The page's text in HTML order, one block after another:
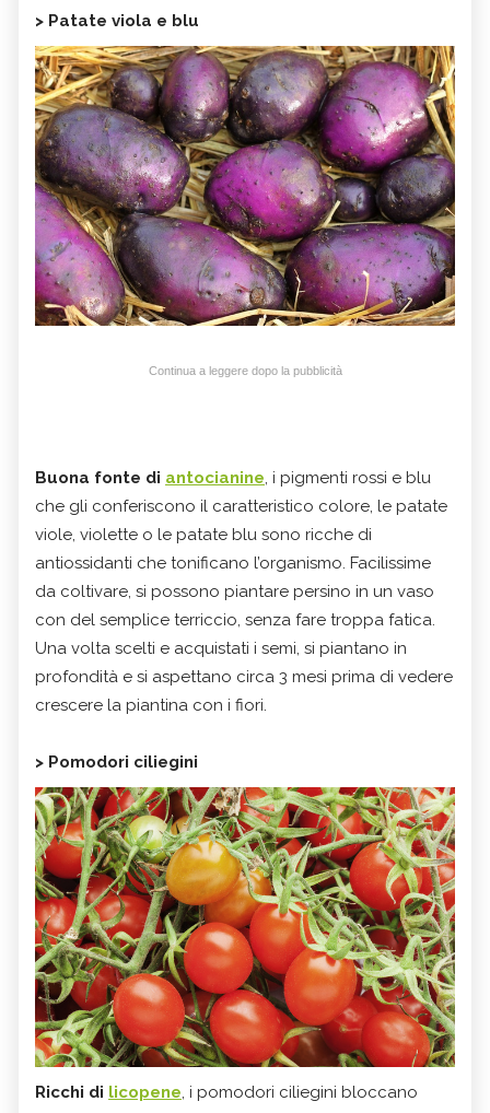
> Patate viola e blu
Continua a leggere dopo la pubblicità
Buona fonte di antocianine, i pigmenti rossi e blu
che gli conferiscono il caratteristico colore, le patate
viole, violette o le patate blu sono ricche di
antiossidanti che tonificano l’organismo. Facilissime
da coltivare, si possono piantare persino in un vaso
con del semplice terriccio, senza fare troppa fatica.
Una volta scelti e acquistati i semi, si piantano in
profondità e si aspettano circa 3 mesi prima di vedere
crescere la piantina con i fiori.
> Pomodori ciliegini
Ricchi di licopene , i pomodori ciliegini bloccano